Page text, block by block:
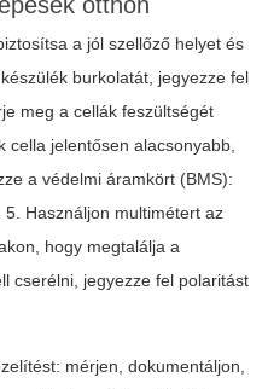
otthon
a jól szellőző helyet és
burkolatát, jegyezze fel
meg a cellák feszültségét
cella jelentősen alacsonyabb,
a védelmi áramkört (BMS):
Használjon multimétert az
hogy megtalálja a
cserélni, jegyezze fel polaritást
mérjen, dokumentáljon,